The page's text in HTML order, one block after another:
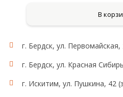
В
г. Бердск, ул.
г. Бердск, ул. Красная
г. Искитим, ул. Пушкина, 42